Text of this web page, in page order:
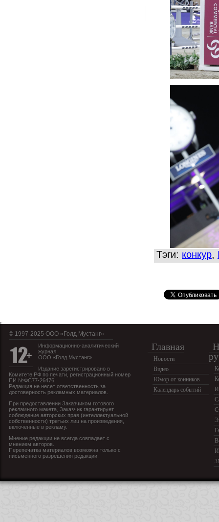
Тэги: конкур,
© 1997-2025 OOO «Голд Мустанг»
Информационно-аналитический
журнал
ООО «Голд Мустанг»
Издание зарегистрировано в
Комитете РФ по печати, регистрационный номер
ПИ №ФС77-26476.
Редакция не несет ответственность за
достоверность рекламных материалов.
При предоставлении Заказчиком готового
рекламного макета, Заказчик гарантирует
соблюдение авторских прав (интеллектуальной
собственности) третьих лиц на произведения,
включенные в рекламу.
Мнение редакции не всегда совпадает с
мнением авторов.
Перепечатка материалов возможна только с
письменного разрешения редакции.
Главная
Новости
Видео
Юмор от конников
Календарь событий